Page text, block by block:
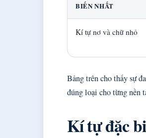
BIẾN NHẤT
Kí tự nơ và chữ nhỏ
Bảng trên cho thấy sự
đúng loại cho từng nền
Kí tự đặc